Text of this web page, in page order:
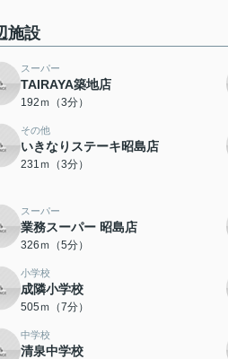
施設
スーパー
TAIRAYA築地店
192ｍ（3分）
その他
いきなりステーキ昭島店
231ｍ（3分）
スーパー
業務スーパー 昭島店
326ｍ（5分）
小学校
成隣小学校
505ｍ（7分）
中学校
清泉中学校